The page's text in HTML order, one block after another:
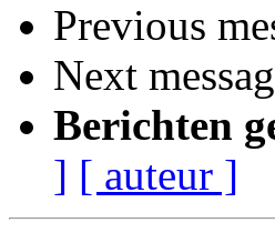
Previous
Next
Berichten
] [ auteur ]